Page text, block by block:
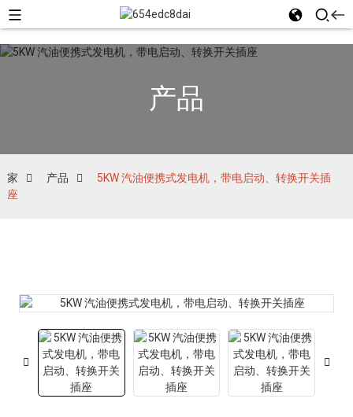
产品
家 产品
5KW 汽油便携式发电机，带电启动、转换开关插
座